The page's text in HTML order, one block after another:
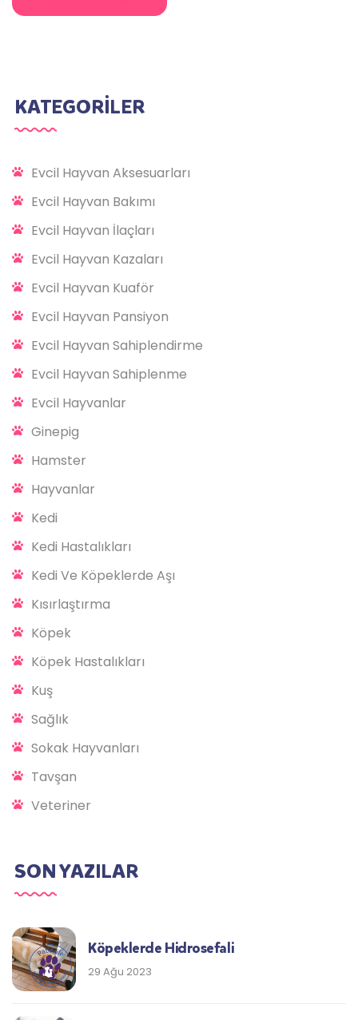
KATEGORİLER
Evcil Hayvan Aksesuarları
Evcil Hayvan Bakımı
Evcil Hayvan İlaçları
Evcil Hayvan Kazaları
Evcil Hayvan Kuaför
Evcil Hayvan Pansiyon
Evcil Hayvan Sahiplendirme
Evcil Hayvan Sahiplenme
Evcil Hayvanlar
Ginepig
Hamster
Hayvanlar
Kedi
Kedi Hastalıkları
Kedi Ve Köpeklerde Aşı
Kısırlaştırma
Köpek
Köpek Hastalıkları
Kuş
Sağlık
Sokak Hayvanları
Tavşan
Veteriner
SON YAZILAR
Köpeklerde Hidrosefali
29 Ağu 2023